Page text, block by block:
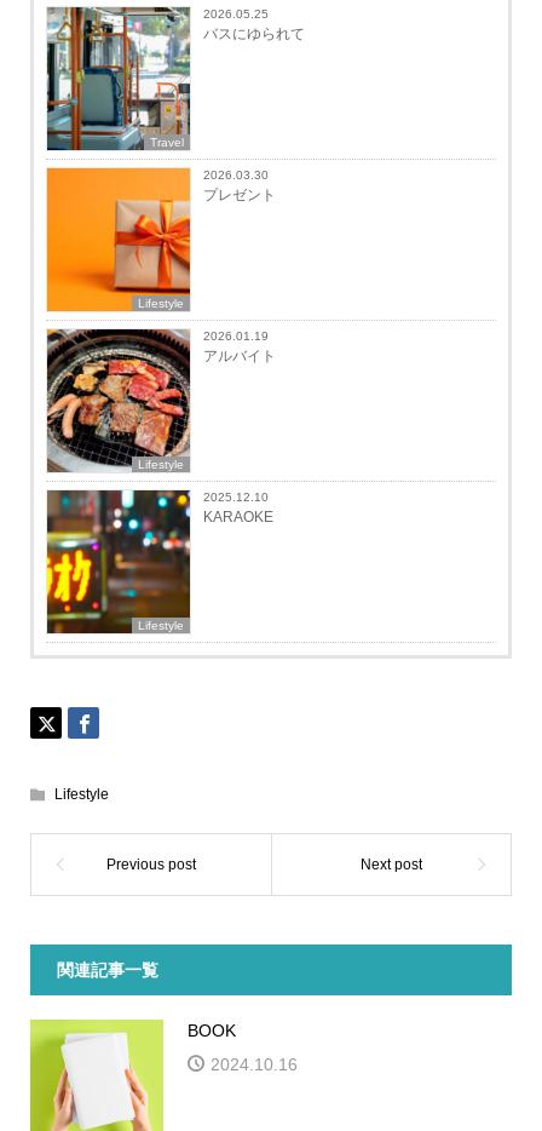
Travel
2026.05.25
バスにゆられて
Lifestyle
2026.03.30
プレゼント
Lifestyle
2026.01.19
アルバイト
Lifestyle
2025.12.10
KARAOKE
Lifestyle
関連記事一覧
BOOK
2024.10.16